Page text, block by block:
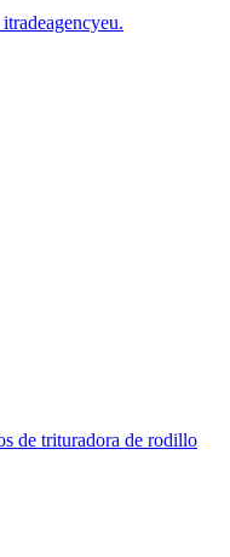
de trituradora de rodillo